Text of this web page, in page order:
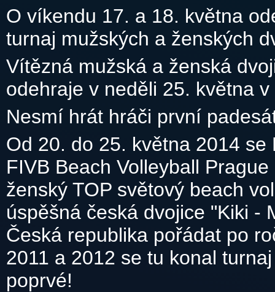
O víkendu 17. a 18. května
turnaj mužských a ženských
Vítězná mužská a ženská
odehraje v neděli 25. května
Nesmí hrát hráči první
Od 20. do 25. května 2014
FIVB Beach Volleyball
ženský TOP světový beach
úspěšná česká dvojice "Kiki -
Česká republika pořádat po
2011 a 2012 se tu konal
poprvé!